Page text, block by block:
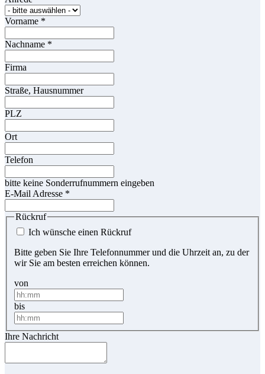
Vorname *
Nachname *
Firma
Straße, Hausnummer
PLZ
Ort
Telefon
bitte keine Sonderrufnummern eingeben
E-Mail Adresse *
Rückruf
Ich wünsche einen Rückruf
Bitte geben Sie Ihre Telefonnummer und die Uhrzeit an, zu der
wir Sie am besten erreichen können.
von
bis
Ihre Nachricht